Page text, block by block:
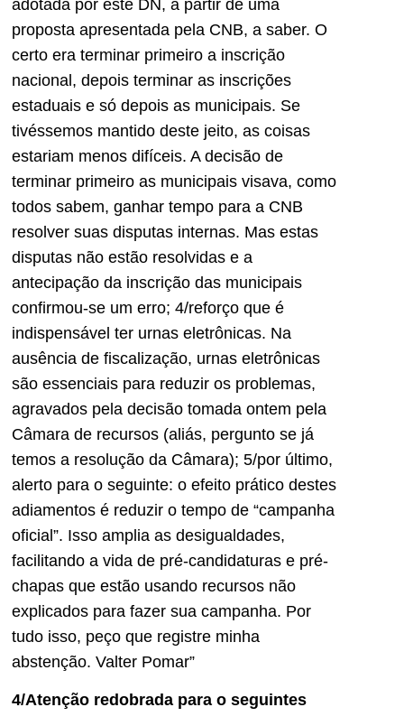
adotada por este DN, a partir de uma
proposta apresentada pela CNB, a saber. O
certo era terminar primeiro a inscrição
nacional, depois terminar as inscrições
estaduais e só depois as municipais. Se
tivéssemos mantido deste jeito, as coisas
estariam menos difíceis. A decisão de
terminar primeiro as municipais visava, como
todos sabem, ganhar tempo para a CNB
resolver suas disputas internas. Mas estas
disputas não estão resolvidas e a
antecipação da inscrição das municipais
confirmou-se um erro; 4/reforço que é
indispensável ter urnas eletrônicas. Na
ausência de fiscalização, urnas eletrônicas
são essenciais para reduzir os problemas,
agravados pela decisão tomada ontem pela
Câmara de recursos (aliás, pergunto se já
temos a resolução da Câmara); 5/por último,
alerto para o seguinte: o efeito prático destes
adiamentos é reduzir o tempo de “campanha
oficial”. Isso amplia as desigualdades,
facilitando a vida de pré-candidaturas e pré-
chapas que estão usando recursos não
explicados para fazer sua campanha. Por
tudo isso, peço que registre minha
abstenção. Valter Pomar”
4/Atenção redobrada para o seguintes